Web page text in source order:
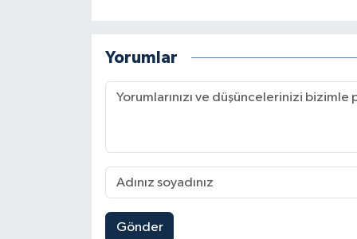
Yorumlar
Gönder